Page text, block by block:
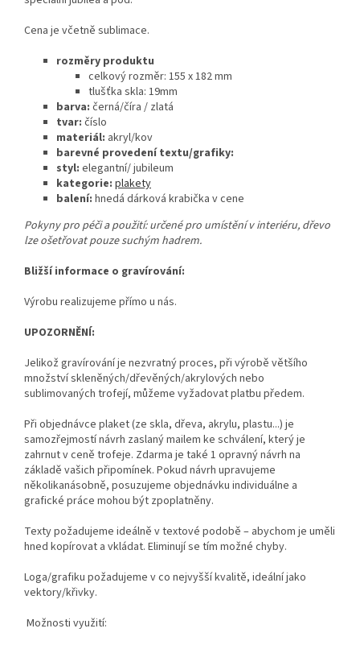
Cena je včetně sublimace.
rozměry produktu
celkový rozměr: 155 x 182 mm
tlušťka skla: 19mm
barva: černá/číra / zlatá
tvar: číslo
materiál: akryl/kov
barevné provedení textu/grafiky:
styl: elegantní/ jubileum
kategorie: plakety
balení: hnedá dárková krabička v cene
Pokyny pro péči a použití: určené pro umístění v interiéru, dřevo
lze ošetřovat pouze suchým hadrem.
Bližší informace o gravírování:
Výrobu realizujeme přímo u nás.
UPOZORNĚNÍ:
Jelikož gravírování je nezvratný proces, při výrobě většího
množství skleněných/dřevěných/akrylových nebo
sublimovaných trofejí, můžeme vyžadovat platbu předem.
Při objednávce plaket (ze skla, dřeva, akrylu, plastu...) je
samozřejmostí návrh zaslaný mailem ke schválení, který je
zahrnut v ceně trofeje. Zdarma je také 1 opravný návrh na
základě vašich připomínek. Pokud návrh upravujeme
několikanásobně, posuzujeme objednávku individuálne a
grafické práce mohou být zpoplatněny.
Texty požadujeme ideálně v textové podobě – abychom je uměli
hned kopírovat a vkládat. Eliminují se tím možné chyby.
Loga/grafiku požadujeme v co nejvyšší kvalitě, ideální jako
vektory/křivky.
Možnosti využití: